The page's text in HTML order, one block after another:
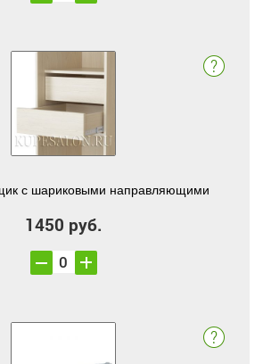
с шариковыми направляющими
1450 руб.